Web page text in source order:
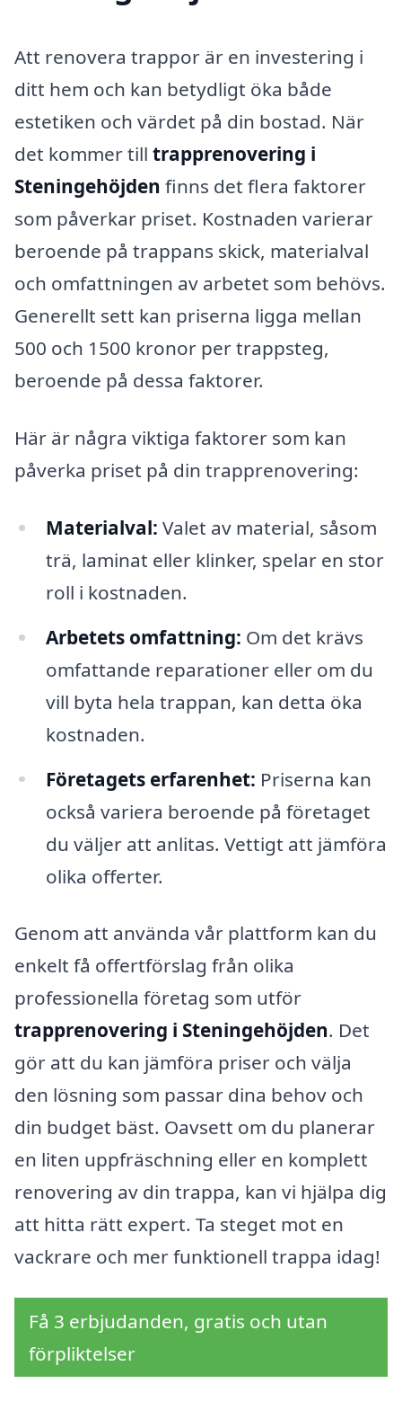
Att renovera trappor är en investering i
ditt hem och kan betydligt öka både
estetiken och värdet på din bostad. När
det kommer till trapprenovering i
Steningehöjden finns det flera faktorer
som påverkar priset. Kostnaden varierar
beroende på trappans skick, materialval
och omfattningen av arbetet som behövs.
Generellt sett kan priserna ligga mellan
500 och 1500 kronor per trappsteg,
beroende på dessa faktorer.
Här är några viktiga faktorer som kan
påverka priset på din trapprenovering:
Materialval: Valet av material, såsom
trä, laminat eller klinker, spelar en stor
roll i kostnaden.
Arbetets omfattning: Om det krävs
omfattande reparationer eller om du
vill byta hela trappan, kan detta öka
kostnaden.
Företagets erfarenhet: Priserna kan
också variera beroende på företaget
du väljer att anlitas. Vettigt att jämföra
olika offerter.
Genom att använda vår plattform kan du
enkelt få offertförslag från olika
professionella företag som utför
trapprenovering i Steningehöjden. Det
gör att du kan jämföra priser och välja
den lösning som passar dina behov och
din budget bäst. Oavsett om du planerar
en liten uppfräschning eller en komplett
renovering av din trappa, kan vi hjälpa dig
att hitta rätt expert. Ta steget mot en
vackrare och mer funktionell trappa idag!
Få 3 erbjudanden, gratis och utan
förpliktelser